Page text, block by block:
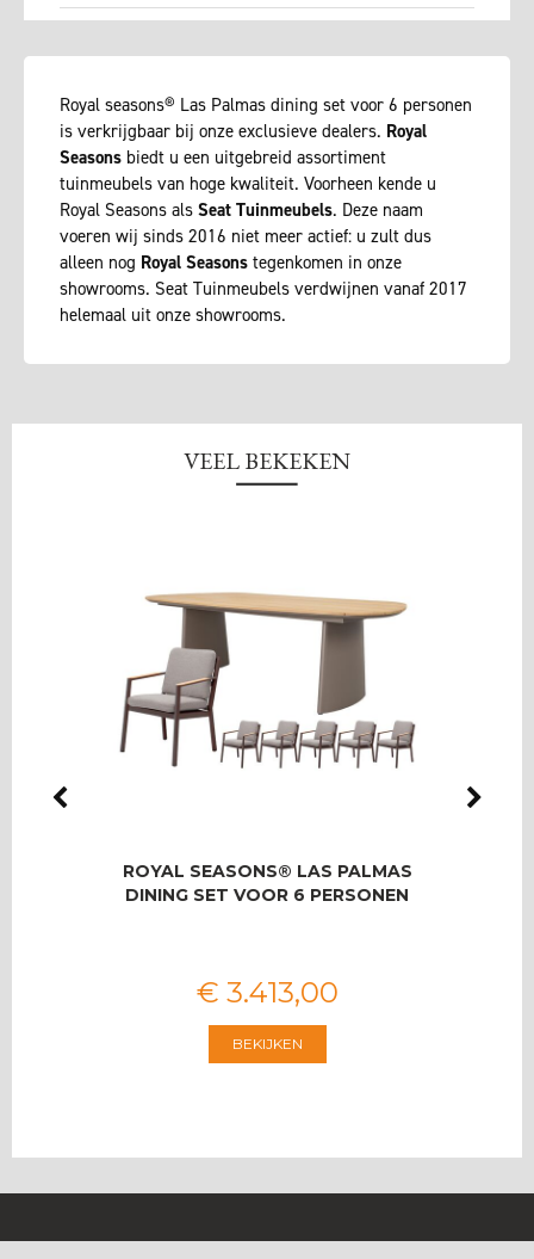
Royal seasons® Las Palmas dining set voor 6 personen
is verkrijgbaar bij onze exclusieve dealers. Royal
Seasons biedt u een uitgebreid assortiment
tuinmeubels van hoge kwaliteit. Voorheen kende u
Royal Seasons als Seat Tuinmeubels. Deze naam
voeren wij sinds 2016 niet meer actief: u zult dus
alleen nog Royal Seasons tegenkomen in onze
showrooms. Seat Tuinmeubels verdwijnen vanaf 2017
helemaal uit onze showrooms.
VEEL BEKEKEN
ROYAL SEASONS® LAS PALMAS
DINING SET VOOR 6 PERSONEN
€ 3.413,00
BEKIJKEN